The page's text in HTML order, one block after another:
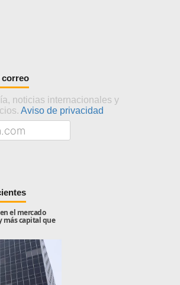
correo
noticias internacionales y
Aviso de privacidad
el mercado
más capital que